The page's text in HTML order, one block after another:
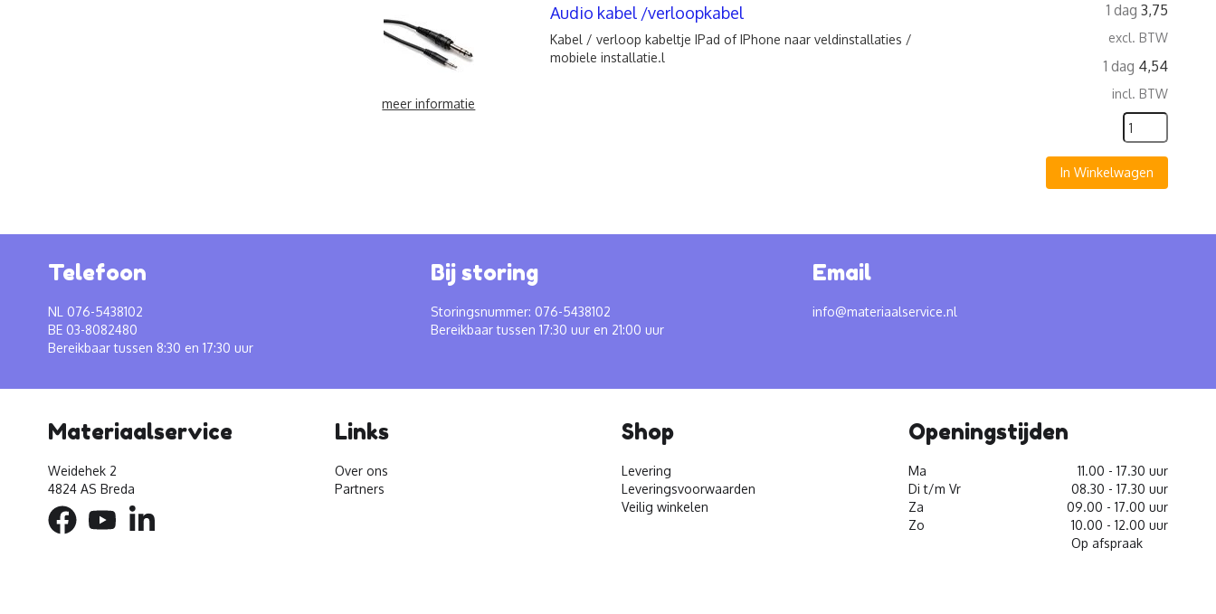
meer informatie
1 dag 3,75
excl. BTW
1 dag 4,54
incl. BTW
In Winkelwagen
Audio kabel /verloopkabel
Kabel / verloop kabeltje IPad of IPhone naar veldinstallaties /
mobiele installatie.l
Telefoon
NL 076-5438102
BE 03-8082480
Bereikbaar tussen 8:30 en 17:30 uur
Bij storing
Storingsnummer: 076-5438102
Bereikbaar tussen 17:30 uur en 21:00 uur
Email
info@materiaalservice.nl
Materiaalservice
Weidehek 2
4824 AS Breda
Links
Over ons
Partners
Shop
Levering
Leveringsvoorwaarden
Veilig winkelen
Openingstijden
Ma
11.00 - 17.30 uur
Di t/m Vr
08.30 - 17.30 uur
Za
09.00 - 17.00 uur
Zo
10.00 - 12.00 uur
Op afspraak